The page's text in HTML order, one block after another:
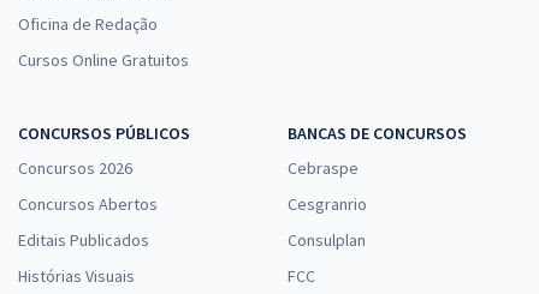
Oficina de Redação
Cursos Online Gratuitos
CONCURSOS PÚBLICOS
Concursos 2026
Concursos Abertos
Editais Publicados
Histórias Visuais
BANCAS DE CONCURSOS
Cebraspe
Cesgranrio
Consulplan
FCC